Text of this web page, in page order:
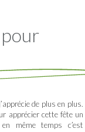
pour
de plus en plus.
apprécier cette fête un
même temps c’est